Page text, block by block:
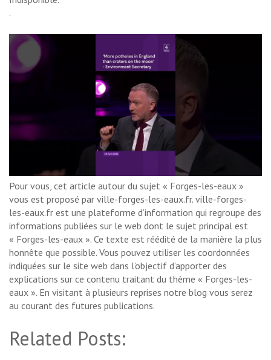
.
Pour vous, cet article autour du sujet « Forges-les-eaux »
vous est proposé par ville-forges-les-eaux.fr. ville-forges-
les-eaux.fr est une plateforme d’information qui regroupe des
informations publiées sur le web dont le sujet principal est
« Forges-les-eaux ». Ce texte est réédité de la manière la plus
honnête que possible. Vous pouvez utiliser les coordonnées
indiquées sur le site web dans l’objectif d’apporter des
explications sur ce contenu traitant du thème « Forges-les-
eaux ». En visitant à plusieurs reprises notre blog vous serez
au courant des futures publications.
Related Posts: